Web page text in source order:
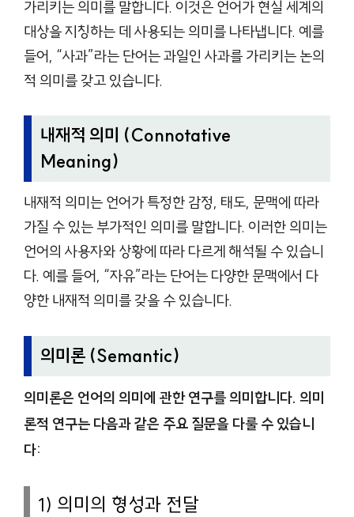
가리키는 의미를 말합니다. 이것은 언어가 현실 세계의
대상을 지칭하는 데 사용되는 의미를 나타냅니다. 예를
들어, “사과”라는 단어는 과일인 사과를 가리키는 논의
적 의미를 갖고 있습니다.
내재적 의미 (Connotative
Meaning)
내재적 의미는 언어가 특정한 감정, 태도, 문맥에 따라
가질 수 있는 부가적인 의미를 말합니다. 이러한 의미는
언어의 사용자와 상황에 따라 다르게 해석될 수 있습니
다. 예를 들어, “자유”라는 단어는 다양한 문맥에서 다
양한 내재적 의미를 갖을 수 있습니다.
의미론 (Semantic)
의미론은 언어의 의미에 관한 연구를 의미합니다. 의미
론적 연구는 다음과 같은 주요 질문을 다룰 수 있습니
다:
1) 의미의 형성과 전달